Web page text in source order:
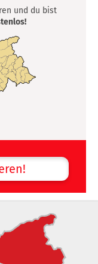
und du bist